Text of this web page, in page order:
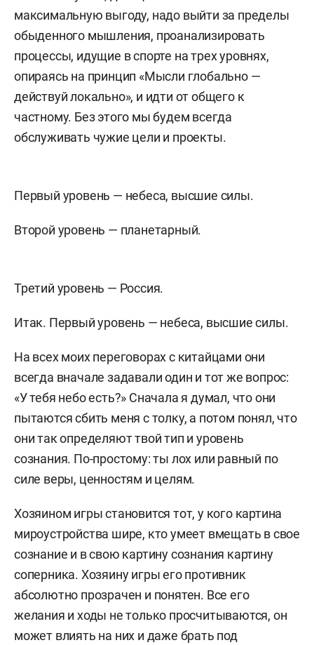
максимальную выгоду, надо выйти за пределы
обыденного мышления, проанализировать
процессы, идущие в спорте на трех уровнях,
опираясь на принцип «Мысли глобально —
действуй локально», и идти от общего к
частному. Без этого мы будем всегда
обслуживать чужие цели и проекты.
Первый уровень — небеса, высшие силы.
Второй уровень — планетарный.
Третий уровень — Россия.
Итак. Первый уровень — небеса, высшие силы.
На всех моих переговорах с китайцами они
всегда вначале задавали один и тот же вопрос:
«У тебя небо есть?» Сначала я думал, что они
пытаются сбить меня с толку, а потом понял, что
они так определяют твой тип и уровень
сознания. По-простому: ты лох или равный по
силе веры, ценностям и целям.
Хозяином игры становится тот, у кого картина
мироустройства шире, кто умеет вмещать в свое
сознание и в свою картину сознания картину
соперника. Хозяину игры его противник
абсолютно прозрачен и понятен. Все его
желания и ходы не только просчитываются, он
может влиять на них и даже брать под